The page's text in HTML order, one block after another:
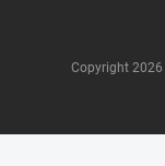
Copyright 2026